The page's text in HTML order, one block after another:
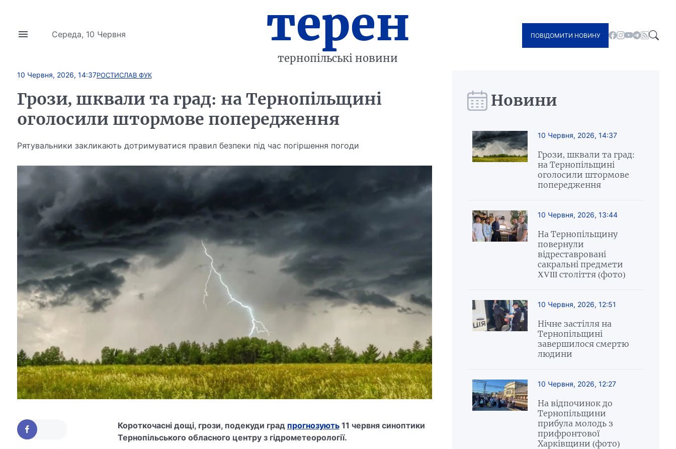
Середа, 10 Червня терен
тернопільські новини
ПОВІДОМИТИ НОВИНУ
10 Червня, 2026, 14:37РОСТИСЛАВ ФУК
Грози, шквали та град: на Тернопільщині
оголосили штормове попередження
Рятувальники закликають дотримуватися правил безпеки під час погіршення погоди
Короткочасні дощі, грози, подекуди град прогнозують11 червня синоптики
Тернопільського обласного центру з гідрометеорології.
Новини
10 Червня, 2026, 14:37
Грози, шквали та град:
на Тернопільщині
оголосили штормове
попередження
10 Червня, 2026, 13:44
На Тернопільщину
повернули
відреставровані
сакральні предмети
XVIII століття (фото)
10 Червня, 2026, 12:51
Нічне застілля на
Тернопільщині
завершилося смертю
людини
10 Червня, 2026, 12:27
На відпочинок до
Тернопільщини
прибула молодь з
прифронтової
Харківщини (фото)